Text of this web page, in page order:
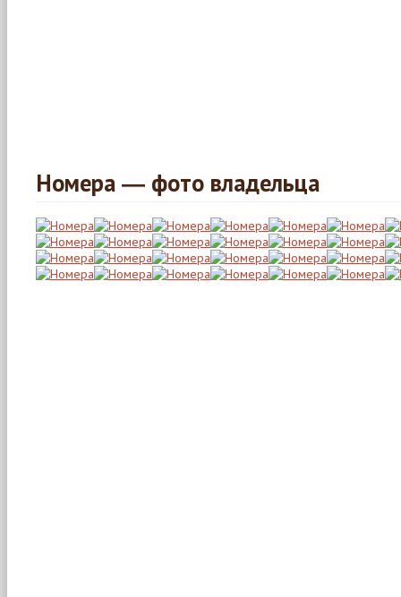
Номера ― фото владельца